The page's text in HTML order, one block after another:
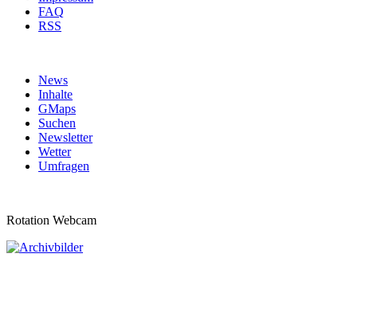
FAQ
RSS
News
Inhalte
GMaps
Suchen
Newsletter
Wetter
Umfragen
Rotation Webcam